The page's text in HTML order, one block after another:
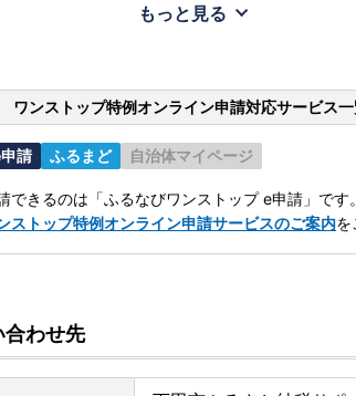
もっと見る
ワンストップ特例オンライン申請対応サービス
請 ふるまど 自治体マイページ
できるのは「ふるなびワンストップ e申請」です。
ストップ特例オンライン申請サービスのご案内を
合わせ先